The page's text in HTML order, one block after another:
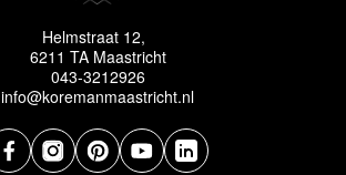
Helmstraat 12,
6211 TA Maastricht
043-3212926
info@koremanmaastricht.nl